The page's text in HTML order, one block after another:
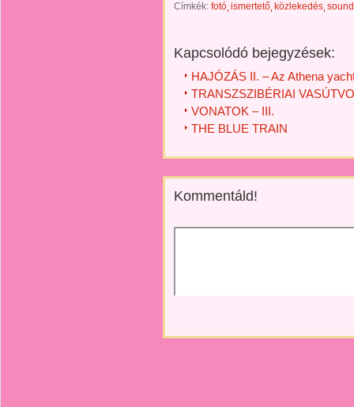
Címkék: fotó ismertető közlekedés
Kapcsolódó bejegyzések:
HAJÓZÁS II. – Az Athena
TRANSZSZIBÉRIAI
VONATOK – III.
THE BLUE TRAIN
Kommentáld!